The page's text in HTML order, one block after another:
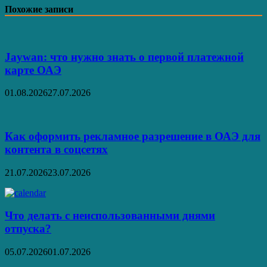
Похожие записи
Jaywan: что нужно знать о первой платежной
карте ОАЭ
01.08.202627.07.2026
Как оформить рекламное разрешение в ОАЭ для
контента в соцсетях
21.07.202623.07.2026
Что делать с неиспользованными днями
отпуска?
05.07.202601.07.2026